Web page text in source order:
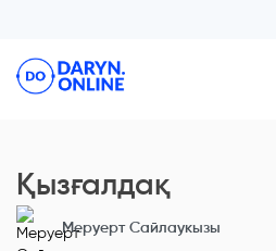
Қызғалдақ
Меруерт Сайлаукызы